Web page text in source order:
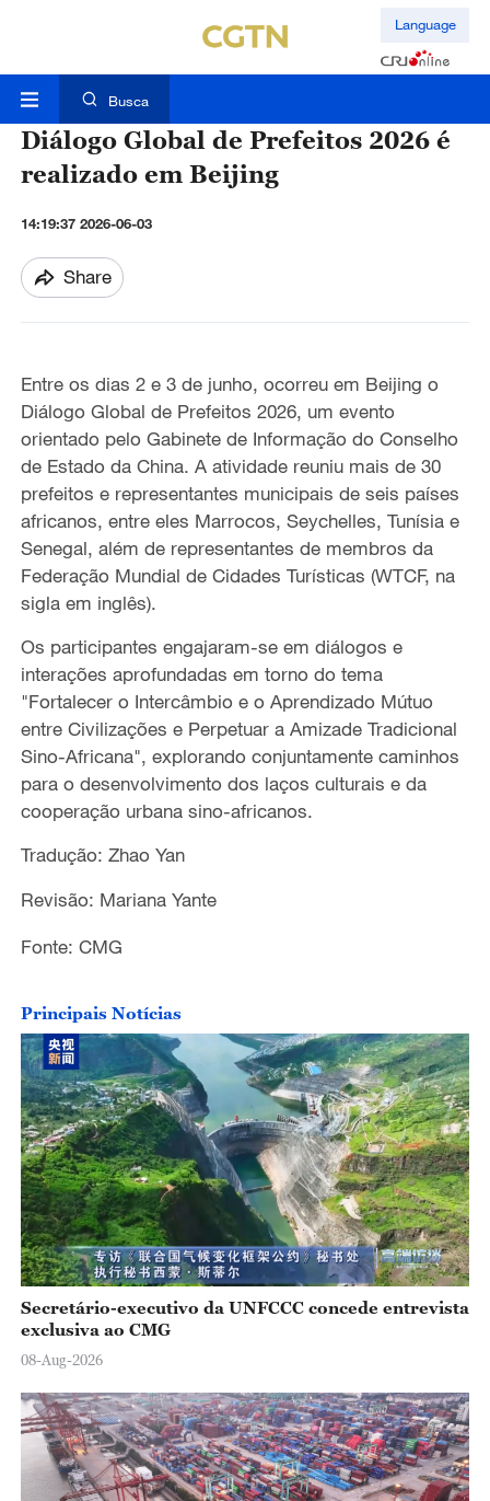
Language
Busca
Diálogo Global de Prefeitos 2026 é
realizado em Beijing
14:19:37 2026-06-03
Share
Entre os dias 2 e 3 de junho, ocorreu em Beijing o
Diálogo Global de Prefeitos 2026, um evento
orientado pelo Gabinete de Informação do Conselho
de Estado da China. A atividade reuniu mais de 30
prefeitos e representantes municipais de seis países
africanos, entre eles Marrocos, Seychelles, Tunísia e
Senegal, além de representantes de membros da
Federação Mundial de Cidades Turísticas (WTCF, na
sigla em inglês).
Os participantes engajaram-se em diálogos e
interações aprofundadas em torno do tema
"Fortalecer o Intercâmbio e o Aprendizado Mútuo
entre Civilizações e Perpetuar a Amizade Tradicional
Sino-Africana", explorando conjuntamente caminhos
para o desenvolvimento dos laços culturais e da
cooperação urbana sino-africanos.
Tradução: Zhao Yan
Revisão: Mariana Yante
Fonte: CMG
Principais Notícias
Secretário-executivo da UNFCCC concede entrevista
exclusiva ao CMG
08-Aug-2026